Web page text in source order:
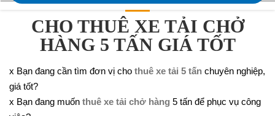
CHO THUÊ XE TẢI CHỞ
HÀNG 5 TẤN GIÁ TỐT
x Bạn đang cần tìm đơn vị cho thuê xe tải 5 tấn chuyên nghiệp,
giá tốt?
x Bạn đang muốn thuê xe tải chở hàng 5 tấn để phục vụ công